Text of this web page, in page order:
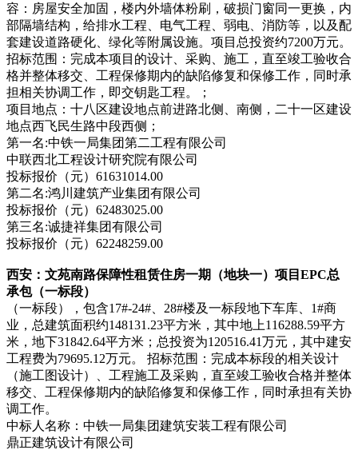
容：房屋安全加固，楼内外墙体粉刷，破损门窗同一更换，内
部隔墙结构，给排水工程、电气工程、弱电、消防等，以及配
套建设道路硬化、绿化等附属设施。项目总投资约7200万元。
招标范围：完成本项目的设计、采购、施工，直至竣工验收合
格并整体移交、工程保修期内的缺陷修复和保修工作，同时承
担相关协调工作，即交钥匙工程。；
项目地点：十八区建设地点前进路北侧、南侧，二十一区建设
地点西飞民生路中段西侧；
第一名:中铁一局集团第二工程有限公司
中联西北工程设计研究院有限公司
投标报价（元）61631014.00
第二名:鸿川建筑产业集团有限公司
投标报价（元）62483025.00
第三名:诚捷祥集团有限公司
投标报价（元）62248259.00
西安：文苑南路保障性租赁住房一期（地块一）项目EPC总
承包（一标段）
（一标段），包含17#-24#、28#楼及一标段地下车库、1#商
业，总建筑面积约148131.23平方米，其中地上116288.59平方
米，地下31842.64平方米；总投资为120516.41万元，其中建安
工程费为79695.12万元。 招标范围：完成本标段的相关设计
（施工图设计）、工程施工及采购，直至竣工验收合格并整体
移交、工程保修期内的缺陷修复和保修工作，同时承担有关协
调工作。
中标人名称：中铁一局集团建筑安装工程有限公司
鼎正建筑设计有限公司